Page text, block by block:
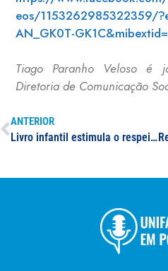
eos/1153262985322359/
AN_GK0T-
Tiago Paranho Veloso é
Diretoria de Comunicação
ANTERIOR
Livro infantil estimula o respeito às diferenças por meio de narrativas científicas e religiosas sobre a origem da vida